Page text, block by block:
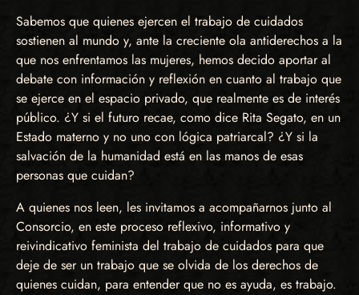
Sabemos que quienes ejercen el trabajo de cuidados
sostienen al mundo y, ante la creciente ola antiderechos a la
que nos enfrentamos las mujeres, hemos decido aportar al
debate con información y reflexión en cuanto al trabajo que
se ejerce en el espacio privado, que realmente es de interés
público. ¿Y si el futuro recae, como dice Rita Segato, en un
Estado materno y no uno con lógica patriarcal? ¿Y si la
salvación de la humanidad está en las manos de esas
personas que cuidan?
A quienes nos leen, les invitamos a acompañarnos junto al
Consorcio, en este proceso reflexivo, informativo y
reivindicativo feminista del trabajo de cuidados para que
deje de ser un trabajo que se olvida de los derechos de
quienes cuidan, para entender que no es ayuda, es trabajo.